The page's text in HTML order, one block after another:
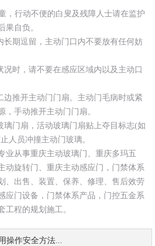
行动不便的白叟及残障人士请在监护
果自负。
期逗留，主动门口内不要放有任何妨
，请不要在感应区域内以及主动口
推开主动门门扇。主动门毛病时或紧
，手动推开主动门门扇。
门扇，活动玻璃门扇贴上夺目标志(如
人员冲撞主动门玻璃。
业从事重庆主动玻璃门、重庆多玛五
动旋转门、重庆主动感应门，门禁体系
、出售、装置、保养、修理、售 后效劳
应门设备，门禁体系产品，门控五金系
工程的规划施工。
操作安全方法...